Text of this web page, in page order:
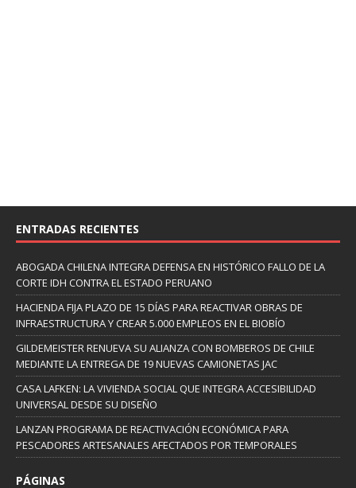
ENTRADAS RECIENTES
ABOGADA CHILENA INTEGRA DEFENSA EN HISTÓRICO FALLO DE LA
CORTE IDH CONTRA EL ESTADO PERUANO
HACIENDA FIJA PLAZO DE 15 DÍAS PARA REACTIVAR OBRAS DE
INFRAESTRUCTURA Y CREAR 5.000 EMPLEOS EN EL BIOBÍO
GILDEMEISTER RENUEVA SU ALIANZA CON BOMBEROS DE CHILE
MEDIANTE LA ENTREGA DE 19 NUEVAS CAMIONETAS JAC
CASA LAFKEN: LA VIVIENDA SOCIAL QUE INTEGRA ACCESIBILIDAD
UNIVERSAL DESDE SU DISEÑO
LANZAN PROGRAMA DE REACTIVACIÓN ECONÓMICA PARA
PESCADORES ARTESANALES AFECTADOS POR TEMPORALES
PÁGINAS